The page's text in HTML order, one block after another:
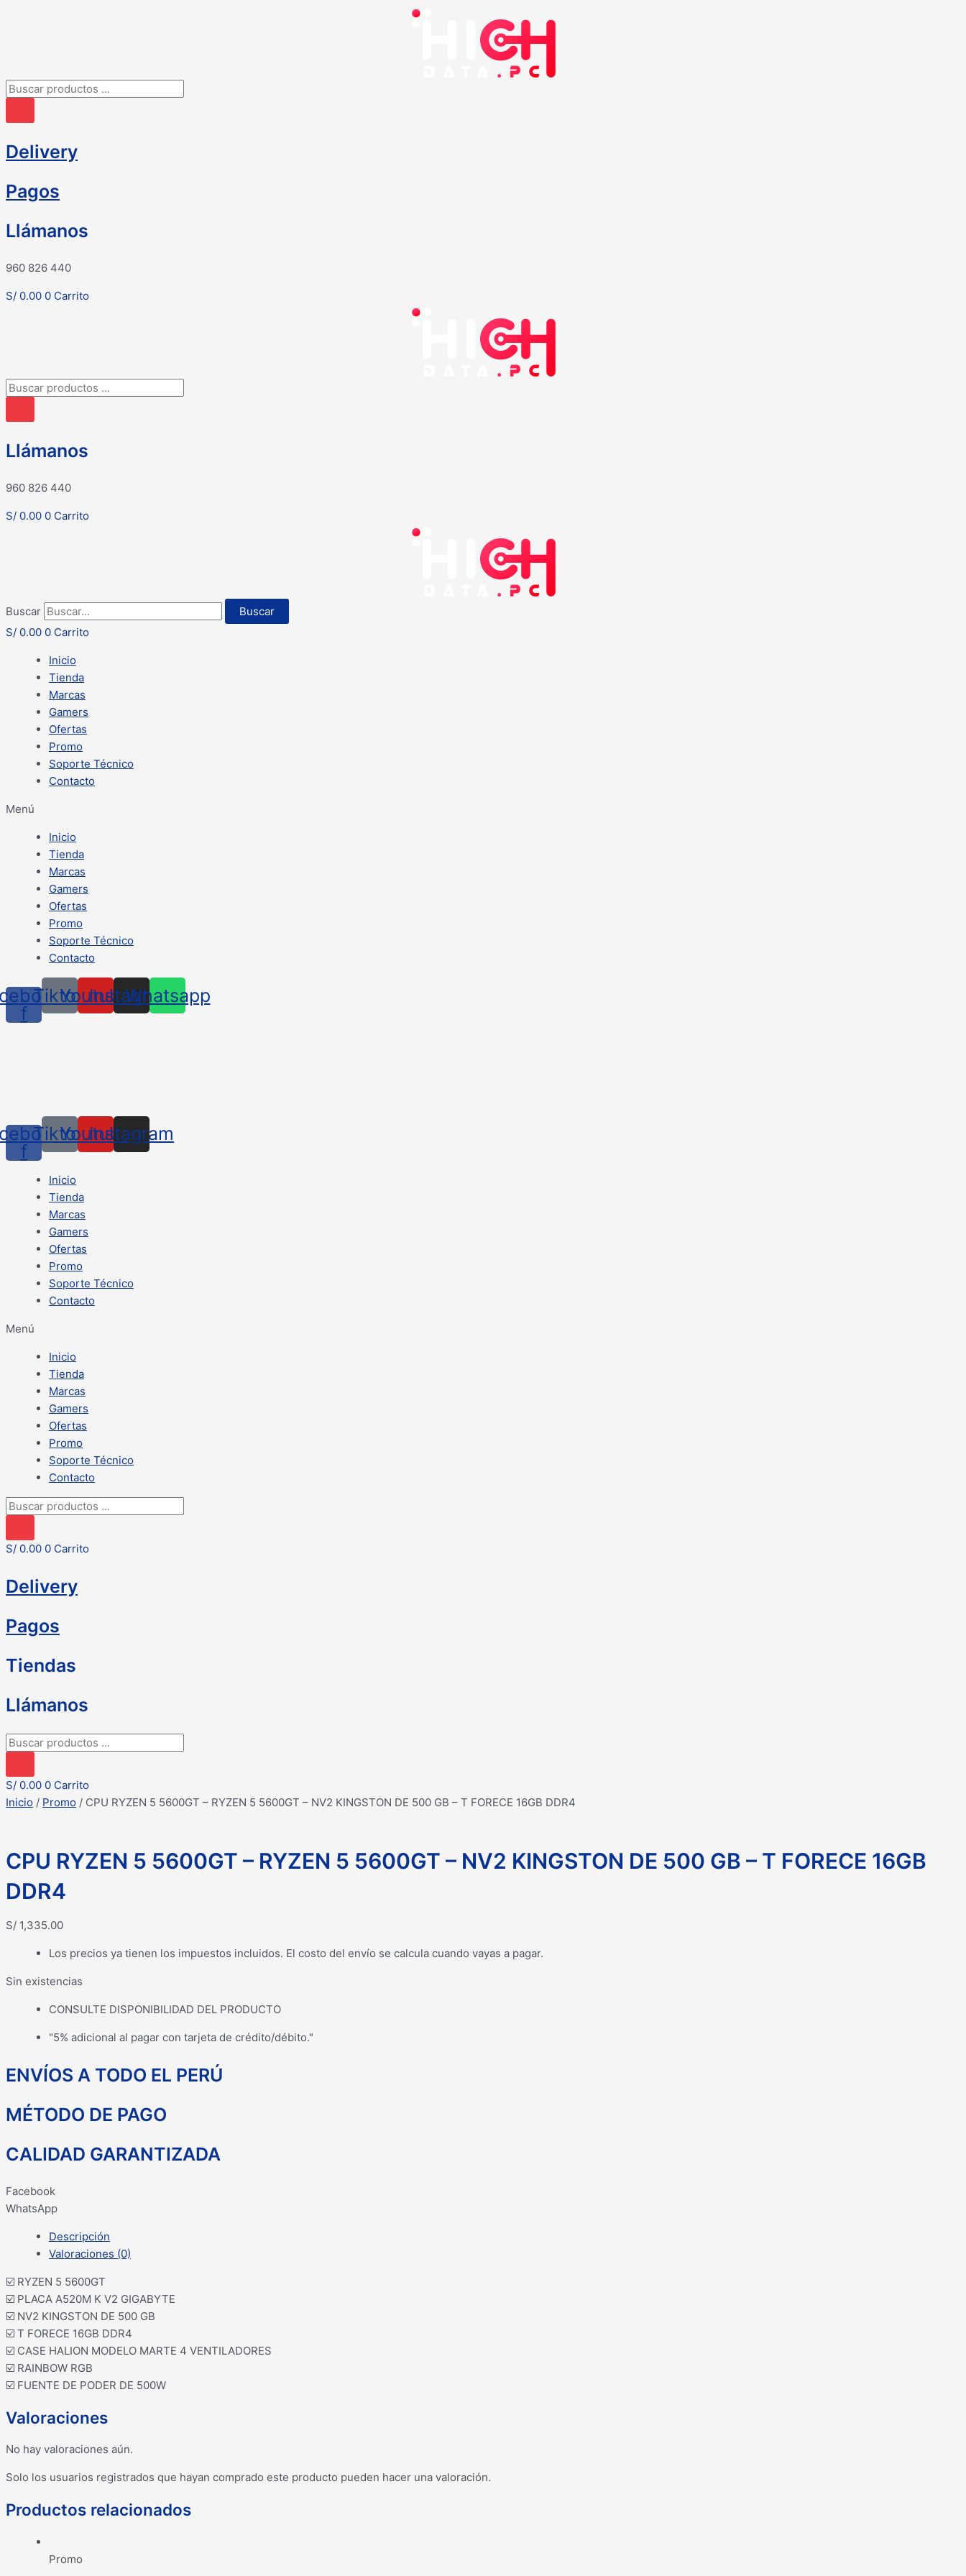
Búsqueda
productos
Delivery
Pagos
Llámanos
960 826 440
S/ 0.00 0 Carrito
Búsqueda
productos
Llámanos
960 826 440
S/ 0.00 0 Carrito
Buscar
Buscar
S/ 0.00 0 Carrito
Inicio
Tienda
Marcas
Gamers
Ofertas
Promo
Soporte Técnico
Contacto
Menú
Inicio
Tienda
Marcas
Gamers
Ofertas
Promo
Soporte Técnico
Contacto
f
TiktokYoutube
Instagram
Whatsapp
f
TiktokYoutube
Instagram
Inicio
Tienda
Marcas
Gamers
Ofertas
Promo
Soporte Técnico
Contacto
Menú
Inicio
Tienda
Marcas
Gamers
Ofertas
Promo
Soporte Técnico
Contacto
Búsqueda
productos
S/ 0.00 0 Carrito
Delivery
Pagos
Tiendas
Llámanos
Búsqueda
productos
S/ 0.00 0 Carrito
Inicio / Promo / CPU RYZEN 5 5600GT – RYZEN 5 5600GT – NV2 KINGSTON DE 500 GB – T FORECE 16GB DDR4
CPU RYZEN 5 5600GT – RYZEN 5 5600GT – NV2 KINGSTON DE 500 GB – T FORECE 16GB
DDR4
S/ 1,335.00
Los precios ya tienen los impuestos incluidos. El costo del envío se calcula cuando vayas a pagar.
Sin existencias
CONSULTE DISPONIBILIDAD DEL PRODUCTO
"5% adicional al pagar con tarjeta de crédito/débito."
ENVÍOS A TODO EL PERÚ
MÉTODO DE PAGO
CALIDAD GARANTIZADA
Facebook
WhatsApp
Descripción
Valoraciones (0)
☑️ RYZEN 5 5600GT
☑️ PLACA A520M K V2 GIGABYTE
☑️ NV2 KINGSTON DE 500 GB
☑️ T FORECE 16GB DDR4
☑️ CASE HALION MODELO MARTE 4 VENTILADORES
☑️ RAINBOW RGB
☑️ FUENTE DE PODER DE 500W
Valoraciones
No hay valoraciones aún.
Solo los usuarios registrados que hayan comprado este producto pueden hacer una valoración.
Productos relacionados
Promo